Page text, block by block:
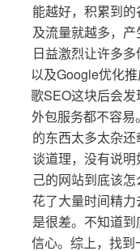
能越好，积累到
及流量就越多，
日益激烈让许多
以及Google优化
歌SEO这块后会
外包服务都不容
的东西太多太杂
谈道理，没有说
己的网站到底该怎
花了大量时间精
是很差。不知道
信心。综上，找